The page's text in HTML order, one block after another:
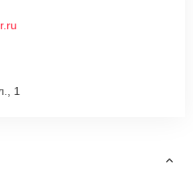
1